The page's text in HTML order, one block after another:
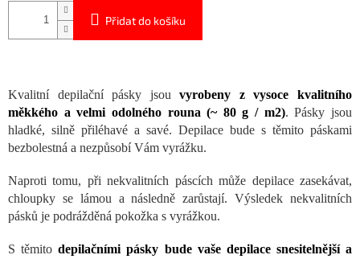
Přidat do košíku
Kvalitní depilační pásky jsouvyrobeny z vysoce kvalitního
měkkého a velmi odolného rouna (~ 80 g / m2). Pásky jsou
hladké, silně přiléhavé a savé. Depilace bude s těmito páskami
bezbolestná a nezpůsobí Vám vyrážku.
Naproti tomu, při nekvalitních páscích může depilace zasekávat,
chloupky se lámou a následně zarůstají. Výsledek nekvalitních
pásků je podrážděná pokožka s vyrážkou.
S těmitodepilačními pásky bude vaše depilace snesitelnější a